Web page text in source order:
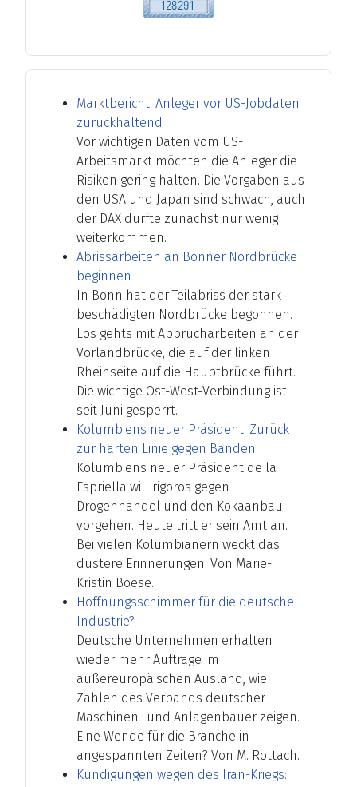
Marktbericht: Anleger vor US-Jobdaten
zurückhaltend
Vor wichtigen Daten vom US-
Arbeitsmarkt möchten die Anleger die
Risiken gering halten. Die Vorgaben aus
den USA und Japan sind schwach, auch
der DAX dürfte zunächst nur wenig
weiterkommen.
Abrissarbeiten an Bonner Nordbrücke
beginnen
In Bonn hat der Teilabriss der stark
beschädigten Nordbrücke begonnen.
Los gehts mit Abbrucharbeiten an der
Vorlandbrücke, die auf der linken
Rheinseite auf die Hauptbrücke führt.
Die wichtige Ost-West-Verbindung ist
seit Juni gesperrt.
Kolumbiens neuer Präsident: Zurück
zur harten Linie gegen Banden
Kolumbiens neuer Präsident de la
Espriella will rigoros gegen
Drogenhandel und den Kokaanbau
vorgehen. Heute tritt er sein Amt an.
Bei vielen Kolumbianern weckt das
düstere Erinnerungen. Von Marie-
Kristin Boese.
Hoffnungsschimmer für die deutsche
Industrie?
Deutsche Unternehmen erhalten
wieder mehr Aufträge im
außereuropäischen Ausland, wie
Zahlen des Verbands deutscher
Maschinen- und Anlagenbauer zeigen.
Eine Wende für die Branche in
angespannten Zeiten? Von M. Rottach.
Kündigungen wegen des Iran-Kriegs: